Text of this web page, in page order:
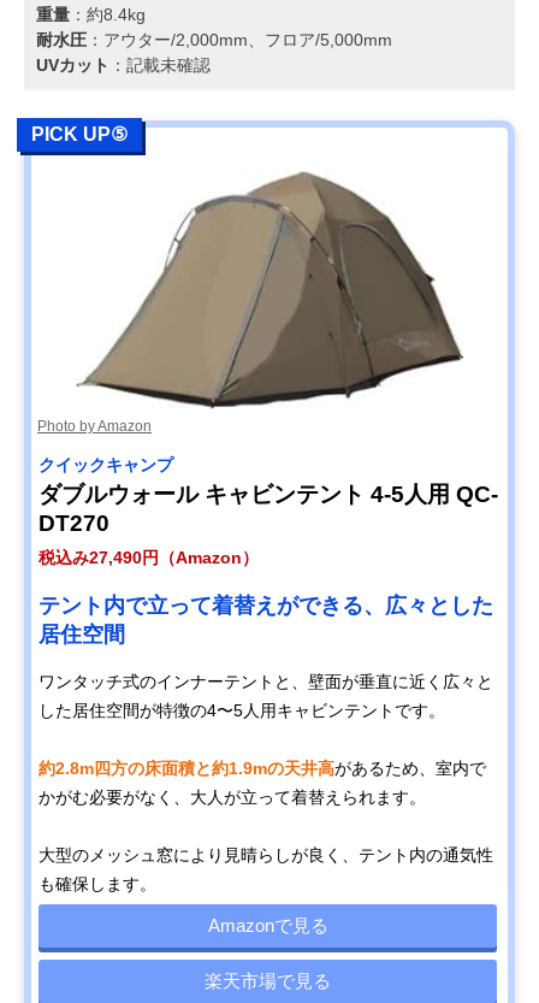
重量 ：約8.4kg
耐水圧 ：アウター/2,000mm、フロア/5,000mm
UVカット ：記載未確認
PICK UP⑤
Photo by Amazon
クイックキャンプ
ダブルウォール キャビンテント 4-5人用 QC-
DT270
税込み27,490円（Amazon）
テント内で立って着替えができる、広々とした
居住空間
ワンタッチ式のインナーテントと、壁面が垂直に近く広々と
した居住空間が特徴の4〜5人用キャビンテントです。
約2.8m四方の床面積と約1.9mの天井高があるため、室内で
かがむ必要がなく、大人が立って着替えられます。
大型のメッシュ窓により見晴らしが良く、テント内の通気性
も確保します。
Amazonで見る
楽天市場で見る